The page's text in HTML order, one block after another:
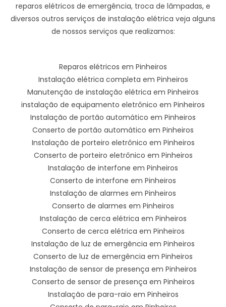
reparos elétricos de emergência, troca de lâmpadas, e
diversos outros serviços de instalação elétrica veja alguns
de nossos serviços que realizamos:
Reparos elétricos em Pinheiros
Instalação elétrica completa em Pinheiros
Manutenção de instalação elétrica em Pinheiros
instalação de equipamento eletrônico em Pinheiros
Instalação de portão automático em Pinheiros
Conserto de portão automático em Pinheiros
Instalação de porteiro eletrônico em Pinheiros
Conserto de porteiro eletrônico em Pinheiros
Instalação de interfone em Pinheiros
Conserto de interfone em Pinheiros
Instalação de alarmes em Pinheiros
Conserto de alarmes em Pinheiros
Instalação de cerca elétrica em Pinheiros
Conserto de cerca elétrica em Pinheiros
Instalação de luz de emergência em Pinheiros
Conserto de luz de emergência em Pinheiros
Instalação de sensor de presença em Pinheiros
Conserto de sensor de presença em Pinheiros
Instalação de para-raio em Pinheiros